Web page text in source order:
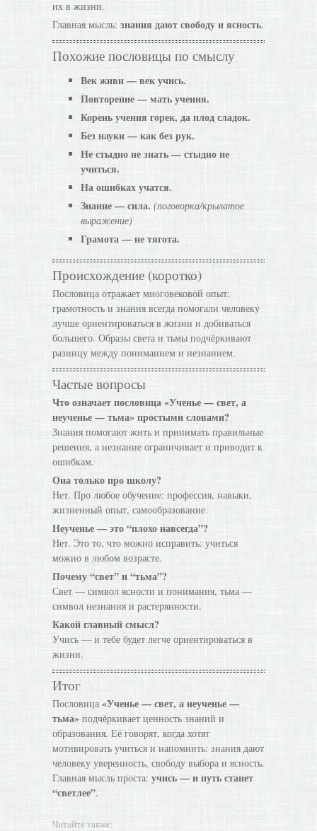
их в жизни.
Главная мысль: знания дают свободу и ясность.
Похожие пословицы по смыслу
Век живи — век учись.
Повторение — мать учения.
Корень учения горек, да плод сладок.
Без науки — как без рук.
Не стыдно не знать — стыдно не
учиться.
На ошибках учатся.
Знание — сила. (поговорка/крылатое
выражение)
Грамота — не тягота.
Происхождение (коротко)
Пословица отражает многовековой опыт:
грамотность и знания всегда помогали человеку
лучше ориентироваться в жизни и добиваться
большего. Образы света и тьмы подчёркивают
разницу между пониманием и незнанием.
Частые вопросы
Что означает пословица «Ученье — свет, а
неученье — тьма» простыми словами?
Знания помогают жить и принимать правильные
решения, а незнание ограничивает и приводит к
ошибкам.
Она только про школу?
Нет. Про любое обучение: профессия, навыки,
жизненный опыт, самообразование.
Неученье — это “плохо навсегда”?
Нет. Это то, что можно исправить: учиться
можно в любом возрасте.
Почему “свет” и “тьма”?
Свет — символ ясности и понимания, тьма —
символ незнания и растерянности.
Какой главный смысл?
Учись — и тебе будет легче ориентироваться в
жизни.
Итог
Пословица «Ученье — свет, а неученье —
тьма» подчёркивает ценность знаний и
образования. Её говорят, когда хотят
мотивировать учиться и напомнить: знания дают
человеку уверенность, свободу выбора и ясность.
Главная мысль проста: учись — и путь станет
“светлее”.
Читайте также: